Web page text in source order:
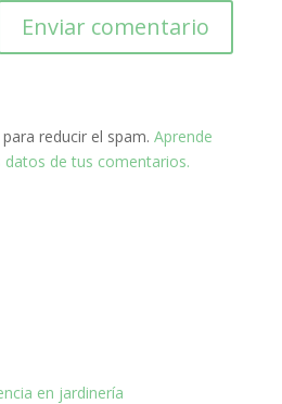
reducir el spam. Aprende
de tus comentarios.
en jardinería